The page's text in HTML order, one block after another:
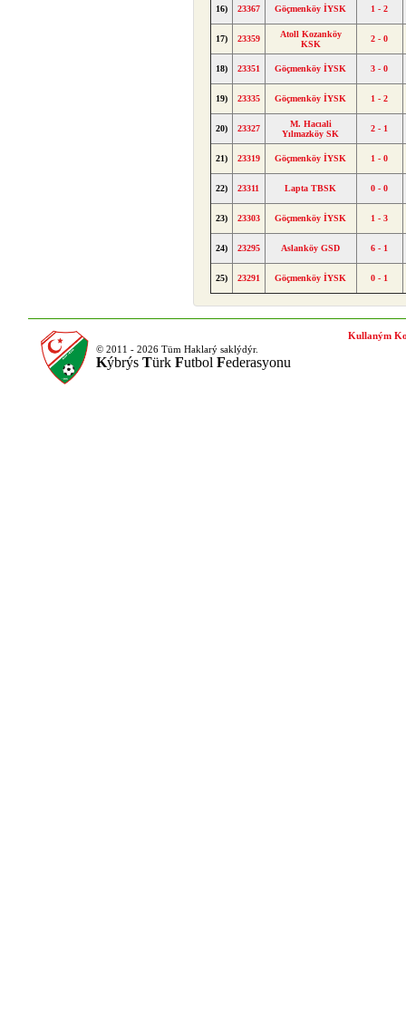
16) 23367 Göçmenköy İYSK 1 - 2
17) 23359
Atoll Kozanköy
KSK
2 - 0
18) 23351 Göçmenköy İYSK 3 - 0
19) 23335 Göçmenköy İYSK 1 - 2
20) 23327
M. Hacıali
Yılmazköy SK
2 - 1
21) 23319 Göçmenköy İYSK 1 - 0
22) 23311 Lapta TBSK 0 - 0
23) 23303 Göçmenköy İYSK 1 - 3
24) 23295 Aslanköy GSD 6 - 1
25) 23291 Göçmenköy İYSK 0 - 1
© 2011 - 2026 Tüm Haklarý saklýdýr.
Kýbrýs Türk Futbol Federasyonu
Kullaným